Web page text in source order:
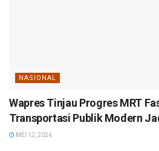
NASIONAL
Wapres Tinjau Progres MRT
Transportasi Publik Modern
MEI 12, 2026